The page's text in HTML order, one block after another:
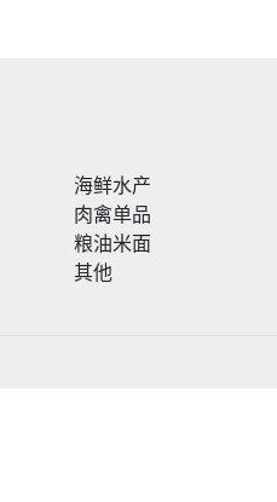
海鲜水产
肉禽单品
粮油米面
其他